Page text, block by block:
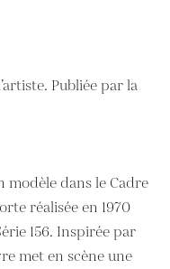
Publiée par la
modèle dans le Cadre
réalisée en 1970
156. Inspirée par
met en scène une